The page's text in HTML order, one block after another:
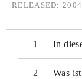
RELEASED
In
Was